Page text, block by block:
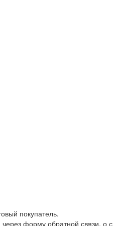
покупатель.
форму обратной связи, о